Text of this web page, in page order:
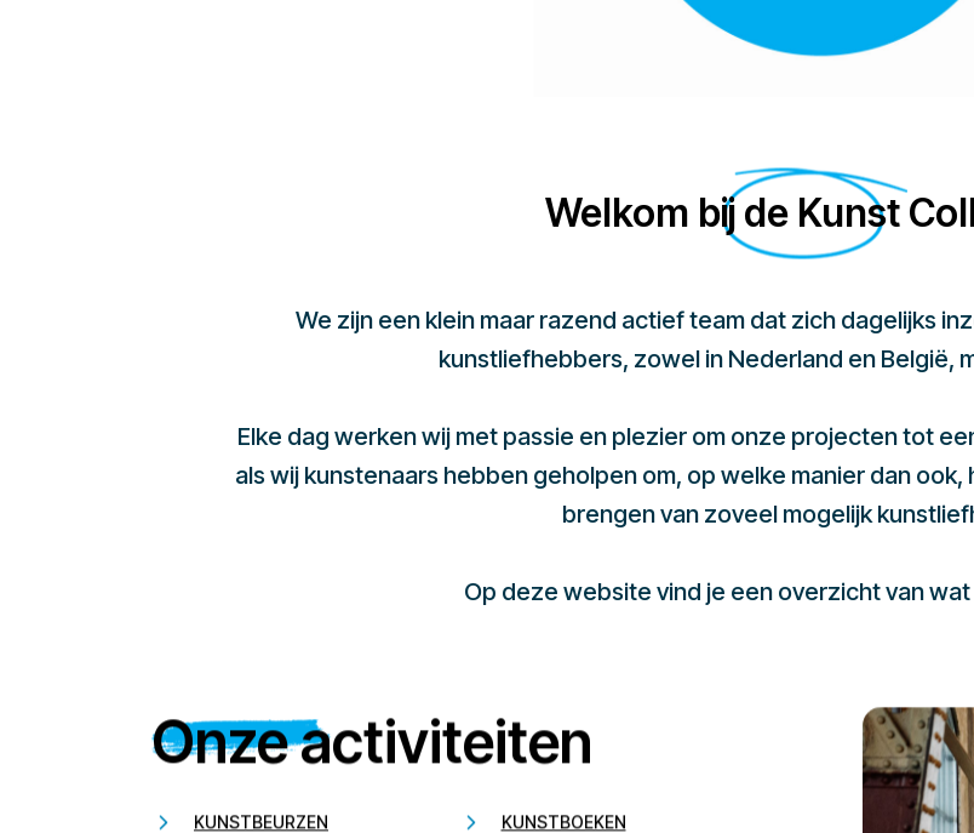
Welkom bij de Kunst
We zijn een klein maar razend actief team dat zich dagelijks
kunstliefhebbers, zowel in Nederland en België,
Elke dag werken wij met passie en plezier om onze projecten tot
als wij kunstenaars hebben geholpen om, op welke manier dan
brengen van zoveel mogelijk
Op deze website vind je een overzicht van
Onze activiteiten
KUNSTBEURZEN KUNSTBOEKEN